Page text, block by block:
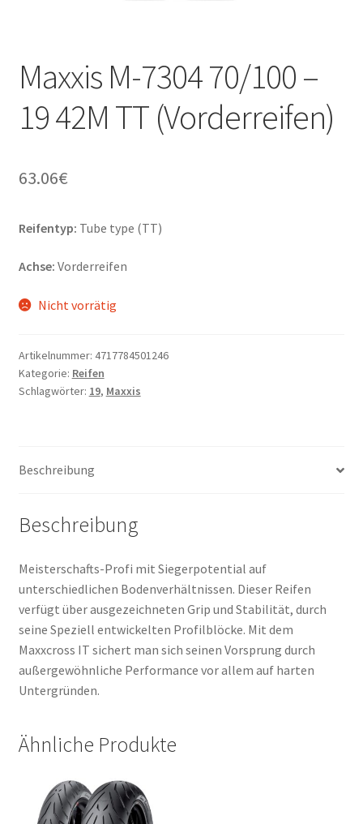
Maxxis M-7304 70/100 –
19 42M TT (Vorderreifen)
63.06€
Reifentyp: Tube type (TT)
Achse: Vorderreifen
Nicht vorrätig
Artikelnummer: 4717784501246
Kategorie: Reifen
Schlagwörter: 19, Maxxis
Beschreibung
Beschreibung
Meisterschafts-Profi mit Siegerpotential auf
unterschiedlichen Bodenverhältnissen. Dieser Reifen
verfügt über ausgezeichneten Grip und Stabilität, durch
seine Speziell entwickelten Profilblöcke. Mit dem
Maxxcross IT sichert man sich seinen Vorsprung durch
außergewöhnliche Performance vor allem auf harten
Untergründen.
Ähnliche Produkte